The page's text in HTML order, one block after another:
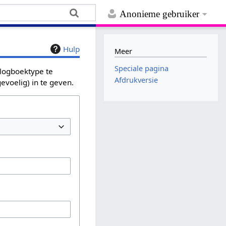
Anonieme gebruiker
Hulp
te
in te geven.
Meer
Speciale pagina
Afdrukversie